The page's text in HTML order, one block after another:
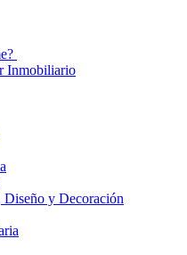
Inmobiliario
y Decoración